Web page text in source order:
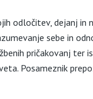
odločitev, dejanj in
sebe in
pričakovanj ter
Posameznik